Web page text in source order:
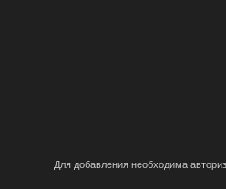
Для добавления необходима